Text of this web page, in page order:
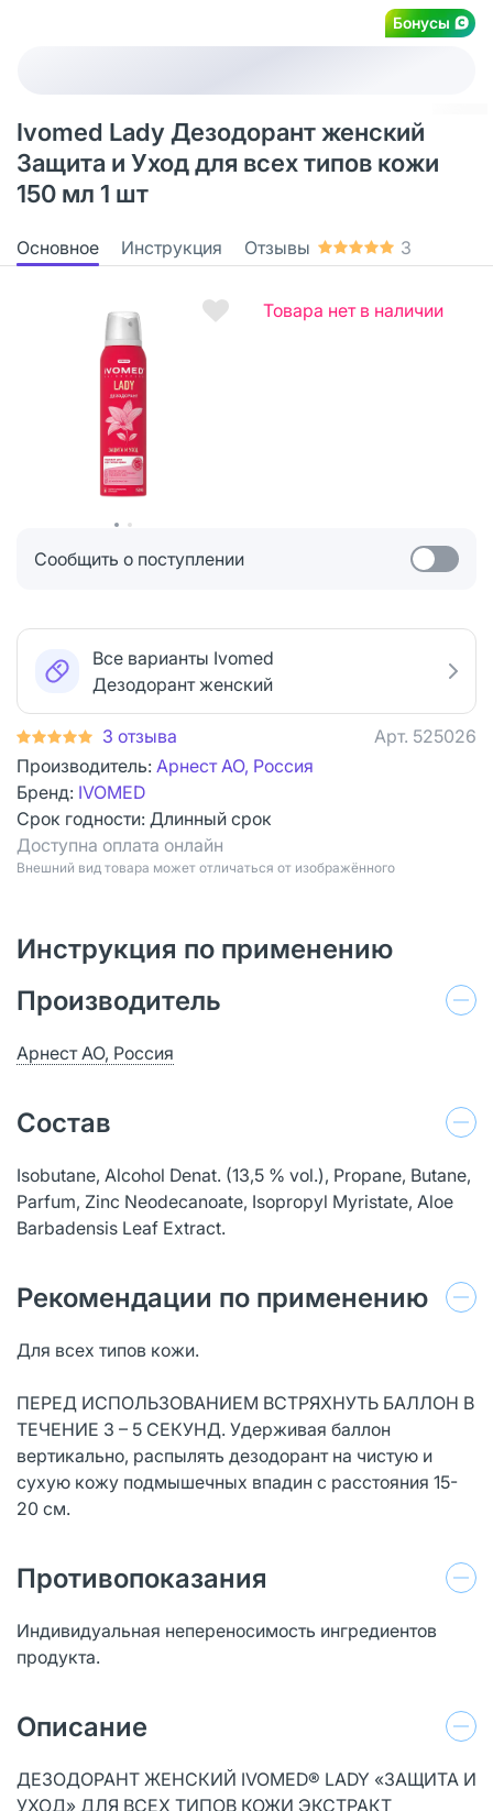
Бонусы
Ivomed Lady Дезодорант женский
Защита и Уход для всех типов кожи
150 мл 1 шт
Основное Инструкция Отзывы 3
Товара нет в наличии
Сообщить о поступлении
Все варианты Ivomed
Дезодорант женский
3 отзыва Арт. 525026
Производитель: Арнест АО, Россия
Бренд: IVOMED
Срок годности: Длинный срок
Доступна оплата онлайн
Bнешний вид товара может отличаться от изображённого
Инструкция по применению
Производитель
Арнест АО, Россия
Состав
Isobutane, Alcohol Denat. (13,5 % vol.), Propane, Butane,
Parfum, Zinc Neodecanoate, Isopropyl Myristate, Aloe
Barbadensis Leaf Extract.
Рекомендации по применению
Для всех типов кожи.
ПЕРЕД ИСПОЛЬЗОВАНИЕМ ВСТРЯХНУТЬ БАЛЛОН В
ТЕЧЕНИЕ 3 – 5 СЕКУНД. Удерживая баллон
вертикально, распылять дезодорант на чистую и
сухую кожу подмышечных впадин с расстояния 15-
20 см.
Противопоказания
Индивидуальная непереносимость ингредиентов
продукта.
Описание
ДЕЗОДОРАНТ ЖЕНСКИЙ IVOMED® LADY «ЗАЩИТА И
УХОД» ДЛЯ ВСЕХ ТИПОВ КОЖИ ЭКСТРАКТ